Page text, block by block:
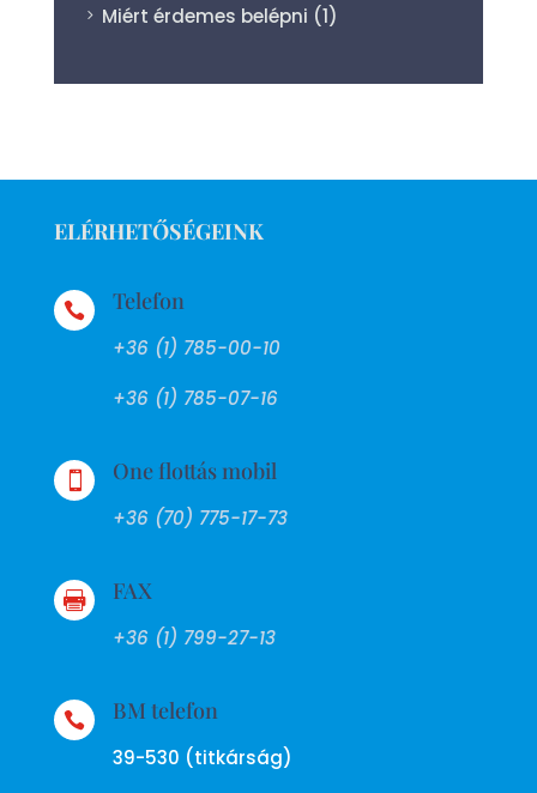
Miért érdemes belépni (1)
ELÉRHETŐSÉGEINK
 Telefon
+36 (1) 785-00-10
+36 (1) 785-07-16
 One flottás mobil
+36 (70) 775-17-73
 FAX
+36 (1) 799-27-13
 BM telefon
39-530 (titkárság)